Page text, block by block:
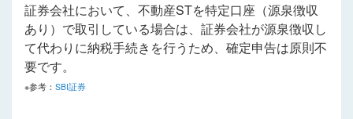
証券会社において、不動産STを特定口座（源泉徴収
あり）で取引している場合は、証券会社が源泉徴収し
て代わりに納税手続きを行うため、確定申告は原則不
要です。
※参考： SBI証券